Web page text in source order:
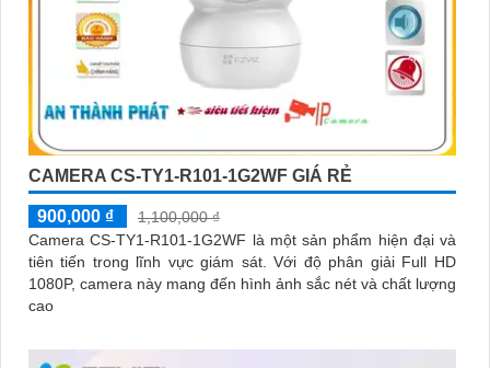
CAMERA CS-TY1-R101-1G2WF GIÁ RẺ
900,000 ₫
1,100,000 ₫
Camera CS-TY1-R101-1G2WF là một sản phẩm hiện đại và
tiên tiến trong lĩnh vực giám sát. Với độ phân giải Full HD
1080P, camera này mang đến hình ảnh sắc nét và chất lượng
cao